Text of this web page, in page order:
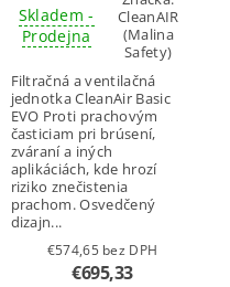
Skladem -
Prodejna
CleanAIR
(Malina
Safety)
Filtračná a ventilačná
jednotka CleanAir Basic
EVO Proti prachovým
časticiam pri brúsení,
zváraní a iných
aplikáciách, kde hrozí
riziko znečistenia
prachom. Osvedčený
dizajn...
€574,65 bez DPH
€695,33